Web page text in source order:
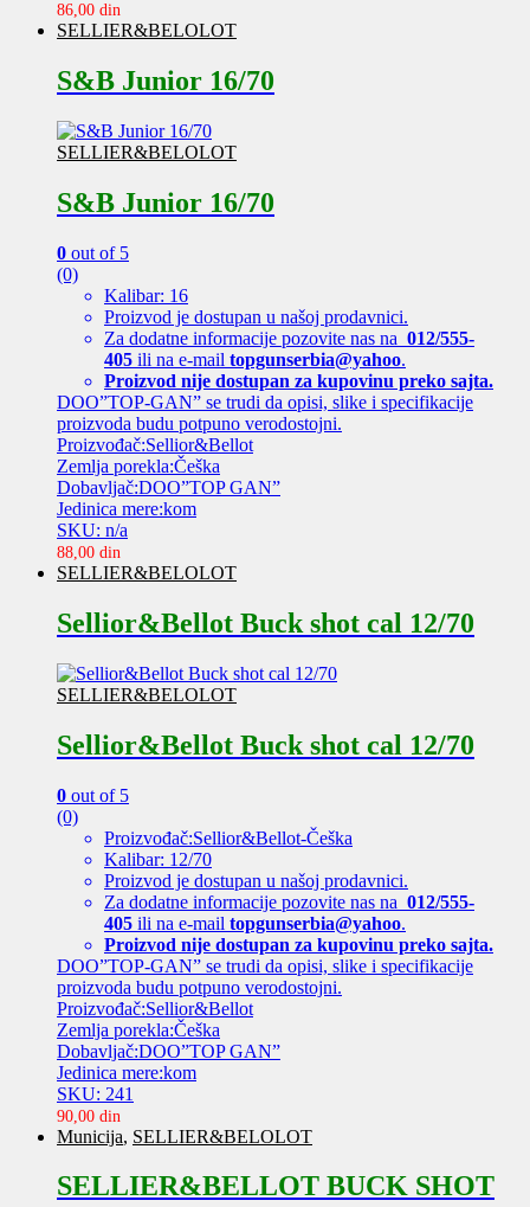
86,00 din
SELLIER&BELOLOT
S&B Junior 16/70
SELLIER&BELOLOT
S&B Junior 16/70
0 out of 5
(0)
Kalibar: 16
Proizvod je dostupan u našoj prodavnici.
Za dodatne informacije pozovite nas na 012/555-
405 ili na e-mail topgunserbia@yahoo.
Proizvod nije dostupan za kupovinu preko sajta.
DOO”TOP-GAN” se trudi da opisi, slike i specifikacije
proizvoda budu potpuno verodostojni.
Proizvođač:Sellior&Bellot
Zemlja porekla:Češka
Dobavljač:DOO”TOP GAN”
Jedinica mere:kom
SKU: n/a
88,00 din
SELLIER&BELOLOT
Sellior&Bellot Buck shot cal 12/70
SELLIER&BELOLOT
Sellior&Bellot Buck shot cal 12/70
0 out of 5
(0)
Proizvođač:Sellior&Bellot-Češka
Kalibar: 12/70
Proizvod je dostupan u našoj prodavnici.
Za dodatne informacije pozovite nas na 012/555-
405 ili na e-mail topgunserbia@yahoo.
Proizvod nije dostupan za kupovinu preko sajta.
DOO”TOP-GAN” se trudi da opisi, slike i specifikacije
proizvoda budu potpuno verodostojni.
Proizvođač:Sellior&Bellot
Zemlja porekla:Češka
Dobavljač:DOO”TOP GAN”
Jedinica mere:kom
SKU: 241
90,00 din
Municija, SELLIER&BELOLOT
SELLIER&BELLOT BUCK SHOT